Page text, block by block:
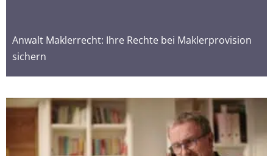
Anwalt Maklerrecht: Ihre Rechte bei Maklerprovision
sichern